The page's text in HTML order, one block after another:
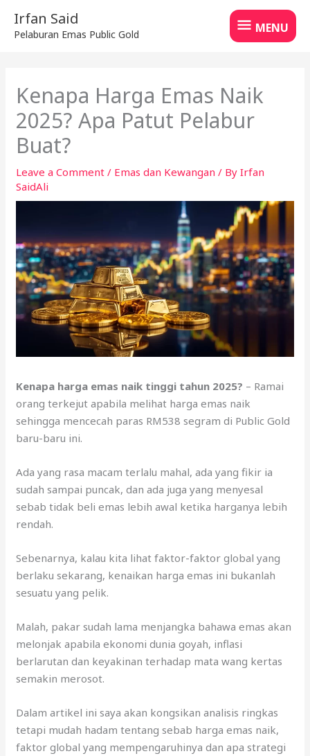
content
Irfan Said
Pelaburan Emas Public Gold
MENU
MENU
Kenapa Harga Emas Naik
2025? Apa Patut Pelabur
Buat?
Leave a Comment / Emas dan Kewangan / ByIrfan
SaidAli
Kenapa harga emas naik tinggi tahun 2025? – Ramai
orang terkejut apabila melihat harga emas naik
sehingga mencecah paras RM538 segram di Public Gold
baru-baru ini.
Ada yang rasa macam terlalu mahal, ada yang fikir ia
sudah sampai puncak, dan ada juga yang menyesal
sebab tidak beli emas lebih awal ketika harganya lebih
rendah.
Sebenarnya, kalau kita lihat faktor-faktor global yang
berlaku sekarang, kenaikan harga emas ini bukanlah
sesuatu yang pelik.
Malah, pakar sudah lama menjangka bahawa emas akan
melonjak apabila ekonomi dunia goyah, inflasi
berlarutan dan keyakinan terhadap mata wang kertas
semakin merosot.
Dalam artikel ini saya akan kongsikan analisis ringkas
tetapi mudah hadam tentang sebab harga emas naik,
faktor global yang mempengaruhinya dan apa strategi